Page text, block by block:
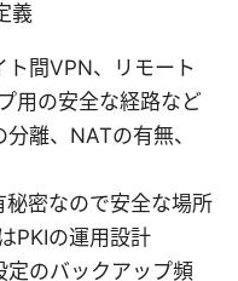
義
間VPN、リモート
用の安全な経路など
離、NATの有無、
密なので安全な場所
PKIの運用設計
のバックアップ頻